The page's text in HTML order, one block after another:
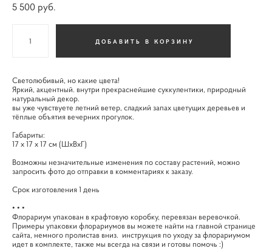
5 500 pуб.
ДОБАВИТЬ В КОРЗИНУ
Светолюбивый, но какие цвета!
Яркий, акцентный. внутри прекраснейшие суккулентики, природный
натуральный декор.
вы уже чувствуете летний ветер, сладкий запах цветущих деревьев и
тёплые объятия вечерних прогулок.
Габариты:
17 х 17 х 17 см (ШхВхГ)
Возможны незначительные изменения по составу растений, можно
запросить фото до отправки в комментариях к заказу.
Срок изготовления 1 день
• • •
Флорариум упакован в крафтовую коробку, перевязан веревочкой.
Примеры упаковки флорариумов вы можете найти на главной странице
сайта, немного пролистав вниз. инструкция по уходу за флорариумом
идет в комплекте, также мы всегда на связи и готовы помочь :)